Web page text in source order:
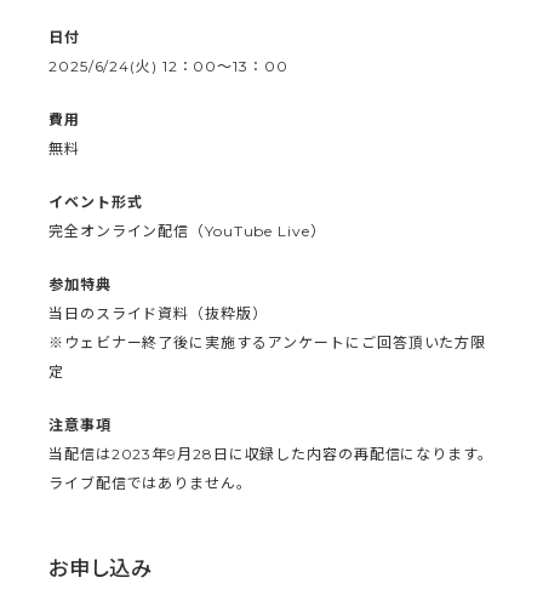
日付
2025/6/24(火) 12：00〜13：00
費用
無料
イベント形式
完全オンライン配信（YouTube Live）
参加特典
当日のスライド資料（抜粋版）
※ウェビナー終了後に実施するアンケートにご回答頂いた方限
定
注意事項
当配信は2023年9月28日に収録した内容の再配信になります。
ライブ配信ではありません。
お申し込み